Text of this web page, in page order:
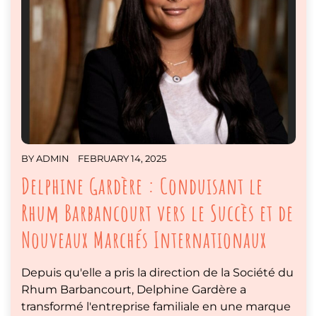
BYADMIN FEBRUARY 14, 2025
Delphine Gardère : Conduisant le
Rhum Barbancourt vers le Succès et de
Nouveaux Marchés Internationaux
Depuis qu'elle a pris la direction de la Société du
Rhum Barbancourt, Delphine Gardère a
transformé l'entreprise familiale en une marque